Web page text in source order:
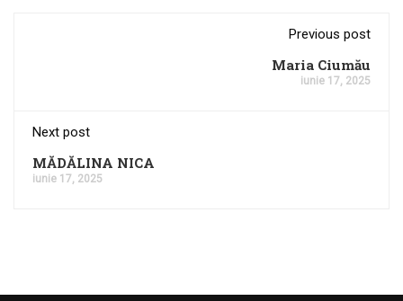
Previous post
Maria Ciumău
iunie 17, 2025
Next post
MĂDĂLINA NICA
iunie 17, 2025